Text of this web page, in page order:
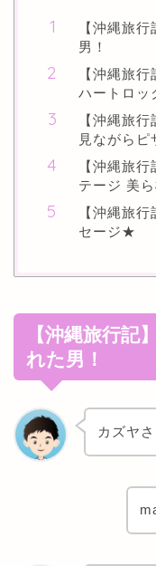
【沖縄旅
男！
【沖縄旅
ハートロッ
【沖縄旅
見ながらピ
【沖縄旅
テージ 美ら
【沖縄旅
セージ★
【沖縄旅行記
れた男！
カズヤ